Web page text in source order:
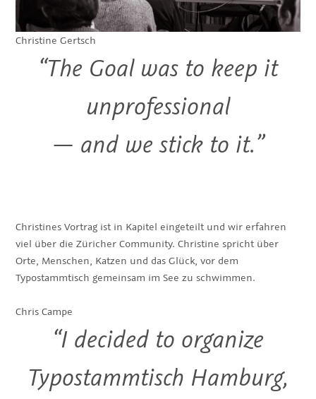
Christine Gertsch
“The Goal was to keep it
unprofessional
— and we stick to it.”
Christines Vortrag ist in Kapitel eingeteilt und wir erfahren
viel über die Züricher Community. Christine spricht über
Orte, Menschen, Katzen und das Glück, vor dem
Typostammtisch gemeinsam im See zu schwimmen.
Chris Campe
“I decided to organize
Typostammtisch Hamburg,